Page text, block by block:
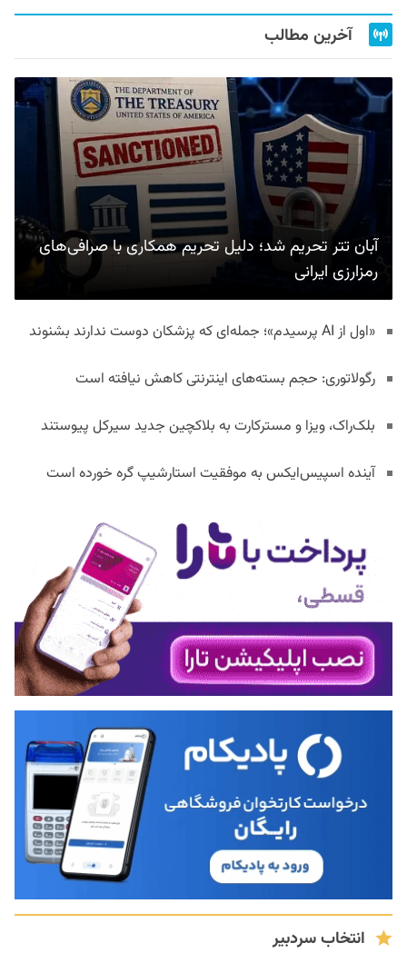
آخرین مطالب
آبان تتر تحریم شد؛ دلیل تحریم همکاری با صرافی‌های
رمزارزی ایرانی
«اول از AI پرسیدم»؛ جمله‌ای که پزشکان دوست ندارند بشنوند
رگولاتوری: حجم بسته‌های اینترنتی کاهش نیافته است
بلک‌راک، ویزا و مسترکارت به بلاکچین جدید سیرکل پیوستند
آینده اسپیس‌ایکس به موفقیت استارشیپ گره خورده است
انتخاب سردبیر